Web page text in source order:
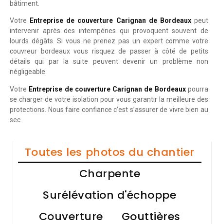
bâtiment.
Votre Entreprise de couverture Carignan de Bordeauxpeut
intervenir après des intempéries qui provoquent souvent de
lourds dégâts. Si vous ne prenez pas un expert comme votre
couvreur bordeaux vous risquez de passer à côté de petits
détails qui par la suite peuvent devenir un problème non
négligeable.
Votre Entreprise de couverture Carignan de Bordeauxpourra
se charger de votre isolation pour vous garantir la meilleure des
protections. Nous faire confiance c’est s’assurer de vivre bien au
sec.
Toutes les photos du chantier
Charpente
Surélévation d'échoppe
Couverture
Gouttières